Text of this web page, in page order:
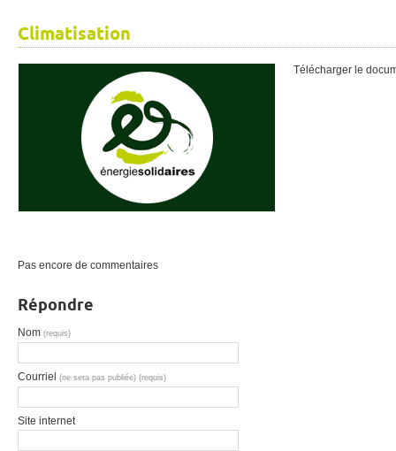
Climatisation
Télécharger le
Pas encore de commentaires
Répondre
Nom (requis)
Courriel (ne sera pas publiée) (requis)
Site internet